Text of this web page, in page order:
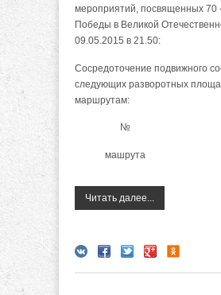
мероприятий, посвященных 70
Победы в Великой
09.05.2015 в 21.50:
Сосредоточение подвижного
следующих разворотных
маршрутам:
№
машрута
Читать далее...